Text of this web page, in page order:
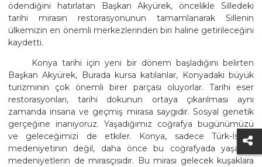
ödendiğini hatırlatan Başkan Akyürek, öncelikle Silledeki
tarihi mirasın restorasyonunun tamamlanarak Sillenin
ülkemizin en önemli merkezlerinden biri haline getirileceğini
kaydetti.
Konya tarihi için yeni bir dönem başladığını belirten
Başkan Akyürek, Burada kursa katılanlar, Konyadaki büyük
turizminin çok önemli birer parçası oluyorlar. Tarihi eser
restorasyonları, tarihi dokunun ortaya çıkarılması aynı
zamanda insana ve geçmiş mirasa saygıdır. Sosyal genetik
gerçeğine inanıyoruz. Yaşadığımız coğrafya bugünümüzü
ve geleceğimizi de etkiler. Konya, sadece Türk-İslam
medeniyetinin değil, daha önce bu coğrafyada yaşamış
medeniyetlerin de mirasçısıdır. Bu mirası gelecek kuşaklara